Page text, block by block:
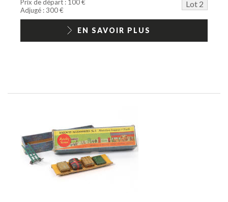
Prix de départ : 100 €
Lot 2
Adjugé : 300 €
EN SAVOIR PLUS